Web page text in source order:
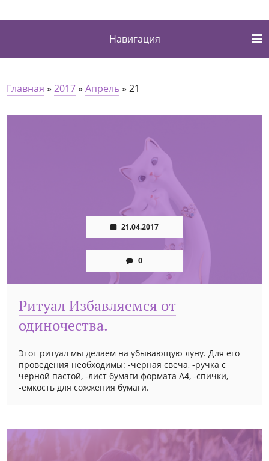
Навигация
Главная » 2017» Апрель» 21
21.04.2017
0
Ритуал Избавляемся от
одиночества.
Этот ритуал мы делаем на убывающую луну. Для его
проведения необходимы: -черная свеча, -ручка с
черной пастой, -лист бумаги формата А4, -спички,
-емкость для сожжения бумаги.